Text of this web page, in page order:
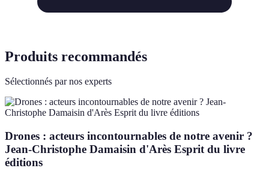
Produits recommandés
Sélectionnés par nos experts
Drones : acteurs incontournables de notre avenir ?
Jean-Christophe Damaisin d'Arès Esprit du livre
éditions